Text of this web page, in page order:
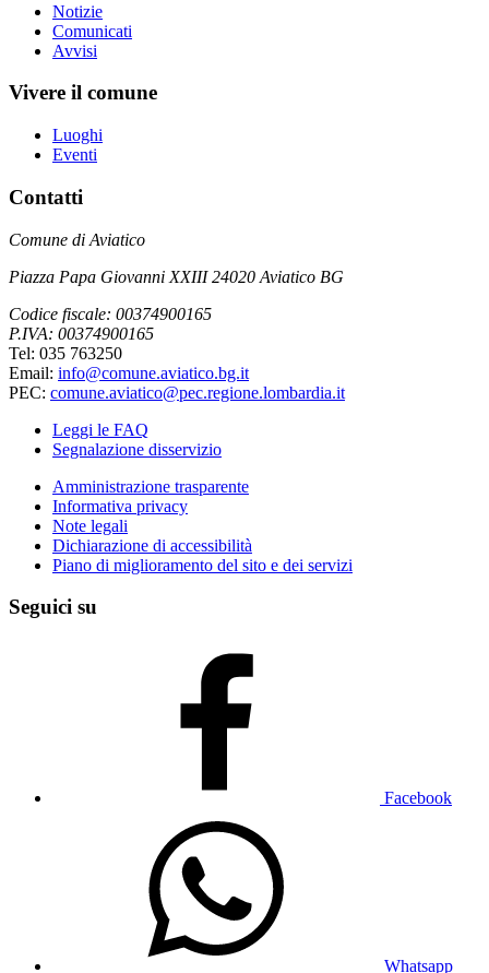
Notizie
Comunicati
Avvisi
Vivere il comune
Luoghi
Eventi
Contatti
Comune di Aviatico
Piazza Papa Giovanni XXIII 24020 Aviatico BG
Codice fiscale: 00374900165
P.IVA: 00374900165
Tel: 035 763250
Email: info@comune.aviatico.bg.it
PEC: comune.aviatico@pec.regione.lombardia.it
Leggi le FAQ
Segnalazione disservizio
Amministrazione trasparente
Informativa privacy
Note legali
Dichiarazione di accessibilità
Piano di miglioramento del sito e dei servizi
Seguici su
Facebook
Whatsapp